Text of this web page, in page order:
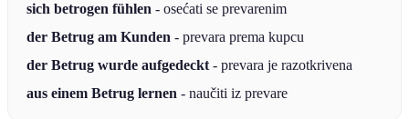
sich betrogen fühlen - osećati se prevarenim
der Betrug am Kunden - prevara prema kupcu
der Betrug wurde aufgedeckt - prevara je razotkrivena
aus einem Betrug lernen - naučiti iz prevare